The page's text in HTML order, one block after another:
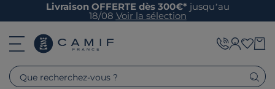
Livraison OFFERTE dès 300€* jusqu’au
18/08 Voir la sélection
Que recherchez-vous ?